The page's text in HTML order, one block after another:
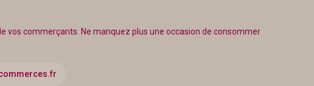
vos commerçants. Ne manquez plus une occasion de consommer